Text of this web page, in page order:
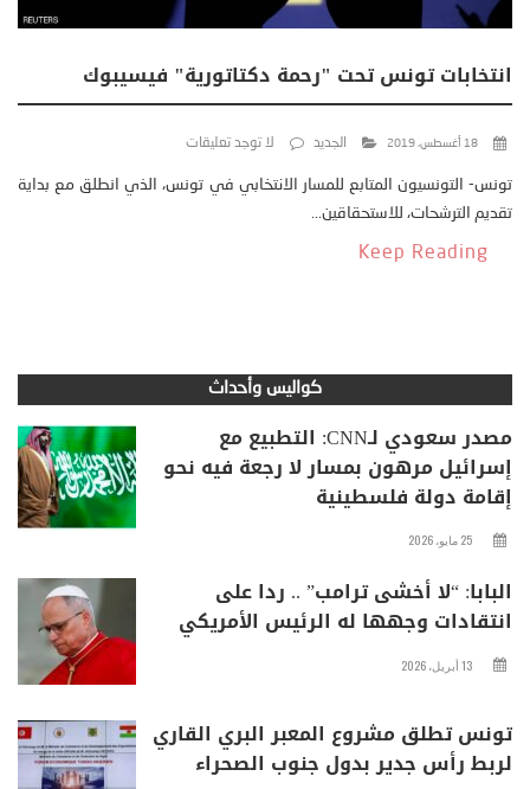
انتخابات تونس تحت "رحمة دكتاتورية" فيسيبوك
18 أغسطس، 2019 الجديد لا توجد تعليقات
تونس- التونسيون المتابع للمسار الانتخابي في تونس، الذي انطلق مع بداية
تقديم الترشحات، للاستحقاقين...
Keep Reading
كواليس وأحداث
مصدر سعودي لـCNN: التطبيع مع
إسرائيل مرهون بمسار لا رجعة فيه نحو
إقامة دولة فلسطينية
25 مايو، 2026
البابا: “لا أخشى ترامب” .. ردا على
انتقادات وجهها له الرئيس الأمريكي
13 أبريل، 2026
تونس تطلق مشروع المعبر البري القاري
لربط رأس جدير بدول جنوب الصحراء